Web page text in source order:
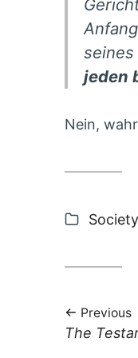
jeden
Nein,
Society
Previous
Previous
The